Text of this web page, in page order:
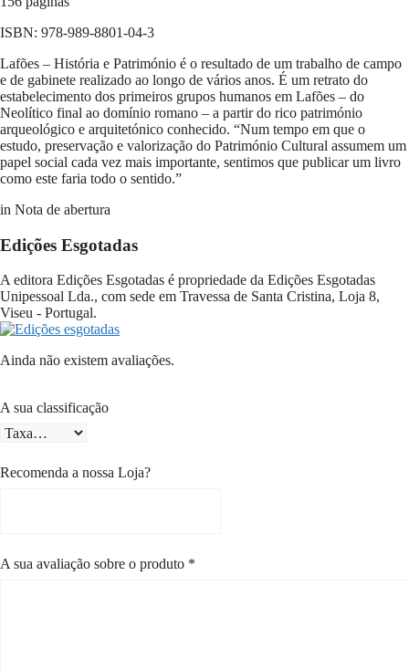
Património
ISBN: 978-989-8801-04-3
Lafões – História e Património é o resultado de um trabalho de campo
e de gabinete realizado ao longo de vários anos. É um retrato do
estabelecimento dos primeiros grupos humanos em Lafões – do
Neolítico final ao domínio romano – a partir do rico património
arqueológico e arquitetónico conhecido. “Num tempo em que o
estudo, preservação e valorização do Património Cultural assumem um
papel social cada vez mais importante, sentimos que publicar um livro
como este faria todo o sentido.”
in Nota de abertura
Edições Esgotadas
A editora Edições Esgotadas é propriedade da Edições Esgotadas
Unipessoal Lda., com sede em Travessa de Santa Cristina, Loja 8,
Viseu - Portugal.
Ainda não existem avaliações.
A sua classificação
Recomenda a nossa Loja?
A sua avaliação sobre o produto *